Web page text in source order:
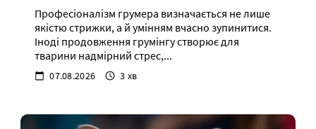
Професіоналізм грумера визначається не лише
якістю стрижки, а й умінням вчасно зупинитися.
Іноді продовження грумінгу створює для
тварини надмірний стрес,...
07.08.2026 3 хв